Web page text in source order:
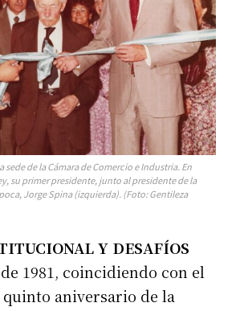
de la Cámara de Comercio e Industria. En
su primer presidente, junto al presidente de la
Jorge Spina (izquierda). (Foto: Gentileza
Y DESAFÍOS
1981, coincidiendo con el
aniversario de la